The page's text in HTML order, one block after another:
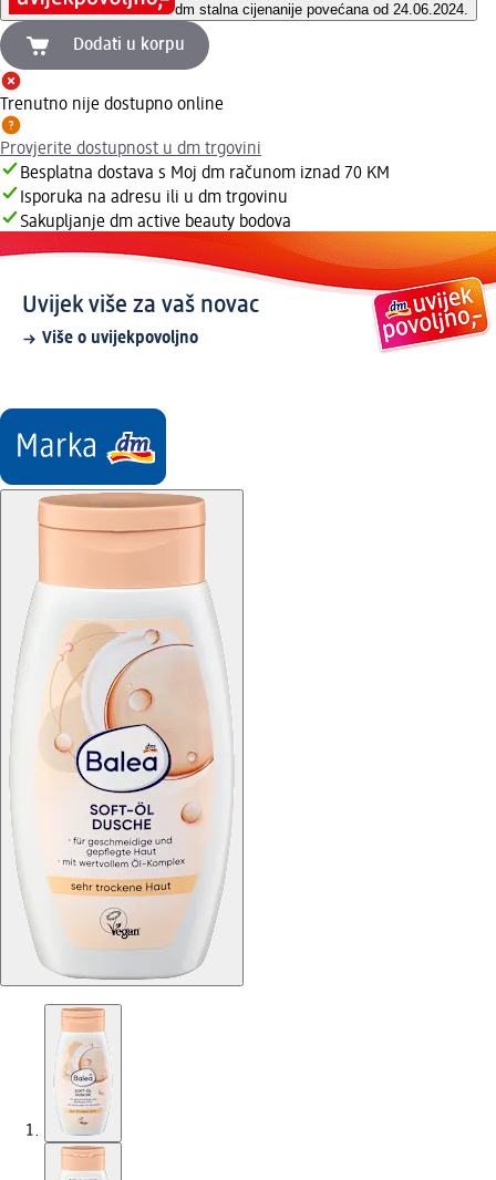
dm stalna cijenanije povećana od 24.06.2024.
Dodati u korpu
Trenutno nije dostupno online
Provjerite dostupnost u dm trgovini
Besplatna dostava s Moj dm računom iznad 70 KM
Isporuka na adresu ili u dm trgovinu
Sakupljanje dm active beauty bodova
Uvijek više za vaš novac
Više o uvijekpovoljno